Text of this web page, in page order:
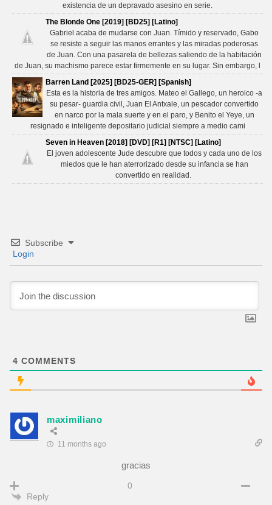
existencia de un depravado asesino en serie.
The Blonde One [2019] [BD25] [Latino]
Gabriel acaba de mudarse con Juan. Tímido y reservado, Gabo
se resiste a seguir las manos errantes y las miradas poderosas
de Juan. Con una pasarela de bellezas saliendo de la habitación
de Juan, su machismo parece estar firmemente en su lugar. Sin embargo, l
Barren Land [2025] [BD25-GER] [Spanish]
Esta es la historia de tres amigos. Mateo el Gallego, un heroico -a
su pesar- guardia civil, Juan El Antxale, un pescador convertido
en narco por la mala suerte y en el paro, y Benito el Yeye, un
resignado e inteligente depositario judicial siempre a medio cami
Seven in Heaven [2018] [DVD] [R1] [NTSC] [Latino]
El joven adolescente Jude descubre que todos y cada uno de los
miedos que le han aterrorizado desde su infancia se han
convertido en realidad.
Subscribe
Login
4 COMMENTS
maximiliano
11 months ago
gracias
0
Reply